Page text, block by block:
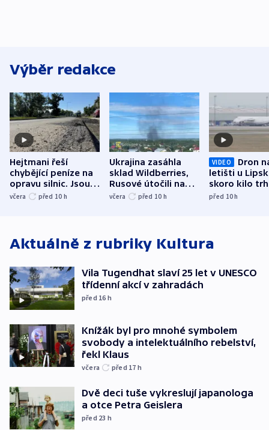
Výběr redakce
Hejtmani řeší
chybějící peníze na
opravu silnic. Jsou
nenárokové, namítá
včera před 10 h
Ukrajina zasáhla
sklad Wildberries,
Rusové útočili na
trh, hasiče či
včera před 10 h
VIDEO
Dron
letišti u
skoro kilo
indicie
před 10h
Aktuálně z rubriky Kultura
Vila Tugendhat slaví 25 let v UNESCO
třídenní akcí v zahradách
před 16 h
Knížák byl pro mnohé symbolem
svobody a intelektuálního rebelství,
řekl Klaus
včera před 17 h
Dvě deci tuše vykreslují japanologa
a otce Petra Geislera
před 23 h